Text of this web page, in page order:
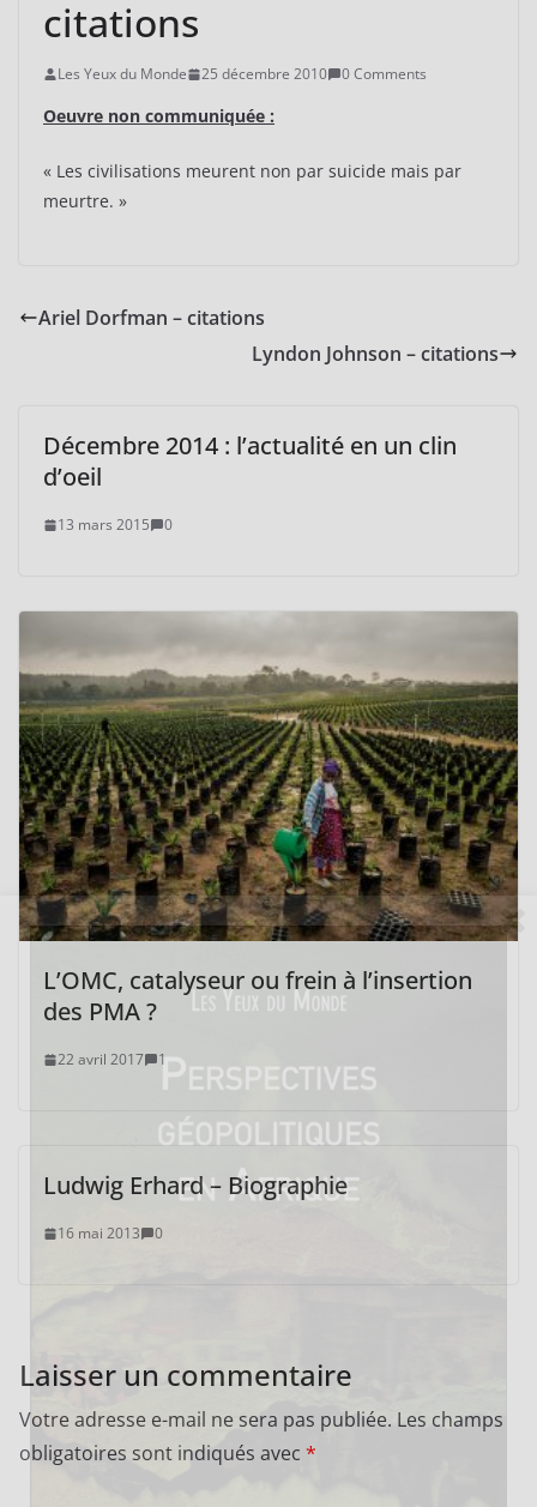
citations
Les Yeux du Monde 25 décembre 2010 0 Comments
Oeuvre non communiquée :
« Les civilisations meurent non par suicide mais par
meurtre. »
Ariel Dorfman – citations
Lyndon Johnson – citations
Décembre 2014 : l’actualité en un clin
d’oeil
13 mars 2015 0
L’OMC, catalyseur ou frein à l’insertion
des PMA ?
22 avril 2017 1
Ludwig Erhard – Biographie
16 mai 2013 0
Laisser un commentaire
Votre adresse e-mail ne sera pas publiée. Les champs
obligatoires sont indiqués avec *